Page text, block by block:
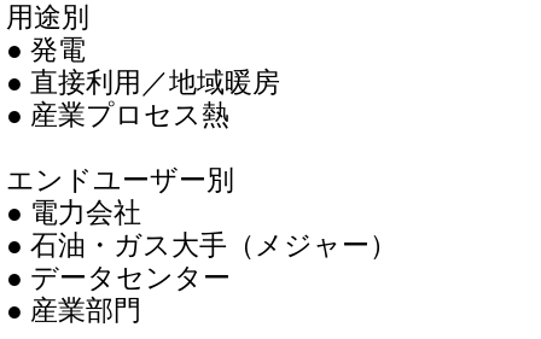
用途別
● 発電
● 直接利用／地域暖房
● 産業プロセス熱
エンドユーザー別
● 電力会社
● 石油・ガス大手（メジャー）
● データセンター
● 産業部門